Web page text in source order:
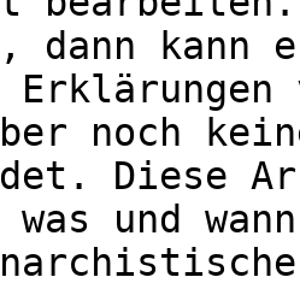
dann kann
Erklärungen
noch
Diese
was und